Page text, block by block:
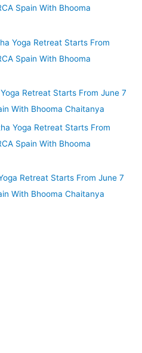
Spain With Bhooma
Yoga Retreat Starts From
Spain With Bhooma
Retreat Starts From June 7
With Bhooma Chaitanya
Yoga Retreat Starts From
Spain With Bhooma
Retreat Starts From June 7
With Bhooma Chaitanya